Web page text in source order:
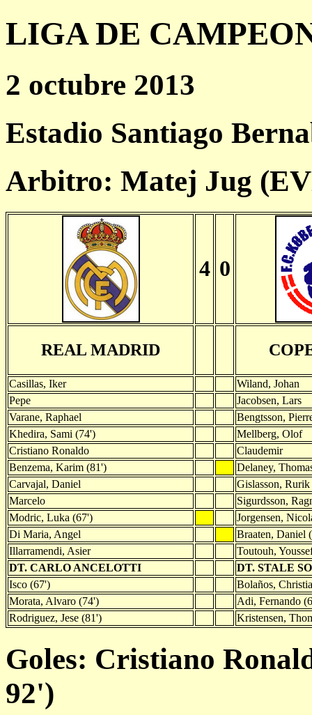
LIGA DE
2 octubre 2013
Estadio Santiago
Arbitro: Matej Jug
4 0
REAL MADRID
Casillas, Iker
Wiland, Johan
Pepe
Jacobsen, Lars
Varane, Raphael
Bengtsson,
Khedira, Sami (74')
Mellberg, Olof
Cristiano Ronaldo
Claudemir
Benzema, Karim (81')
Delaney,
Carvajal, Daniel
Gislasson, Rurik
Marcelo
Sigurdsson,
Modric, Luka (67')
Jorgensen,
Di Maria, Angel
Braaten, Daniel
Illarramendi, Asier
Toutouh,
DT. CARLO ANCELOTTI
DT. STALE
Isco (67')
Bolaños,
Morata, Alvaro (74')
Adi, Fernando
Rodriguez, Jese (81')
Kristensen,
Goles: Cristiano
92')